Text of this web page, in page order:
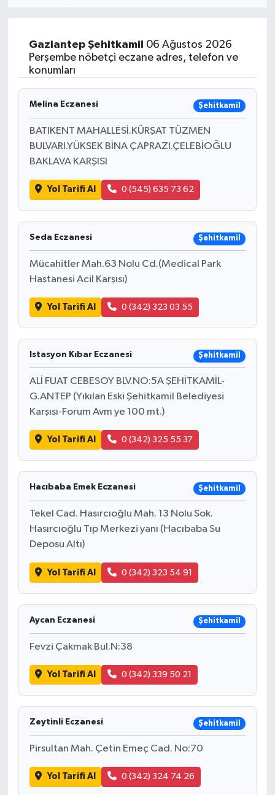
Gaziantep Şehitkamil
06 Ağustos 2026
Perşembe nöbetçi eczane adres, telefon ve
konumları
Melina Eczanesi Şehitkamil
BATIKENT MAHALLESİ.KÜRŞAT TÜZMEN
BULVARI.YÜKSEK BİNA ÇAPRAZI.ÇELEBİOĞLU
BAKLAVA KARŞISI
Yol Tarifi Al 0 (545) 635 73 62
Seda Eczanesi Şehitkamil
Mücahitler Mah.63 Nolu Cd.(Medical Park
Hastanesi Acil Karşısı)
Yol Tarifi Al 0 (342) 323 03 55
Istasyon Kıbar Eczanesi Şehitkamil
ALİ FUAT CEBESOY BLV.NO:5A ŞEHİTKAMİL-
G.ANTEP (Yıkılan Eski Şehitkamil Belediyesi
Karşısı-Forum Avm ye 100 mt.)
Yol Tarifi Al 0 (342) 325 55 37
Hacıbaba Emek Eczanesi Şehitkamil
Tekel Cad. Hasırcıoğlu Mah. 13 Nolu Sok.
Hasırcıoğlu Tıp Merkezi yanı (Hacıbaba Su
Deposu Altı)
Yol Tarifi Al 0 (342) 323 54 91
Aycan Eczanesi Şehitkamil
Fevzi Çakmak Bul.N:38
Yol Tarifi Al 0 (342) 339 50 21
Zeytinli Eczanesi Şehitkamil
Pirsultan Mah. Çetin Emeç Cad. No:70
Yol Tarifi Al 0 (342) 324 74 26
Sağlık
Magazin
Gündem
Kültür & Sanat
Teknoloji
Bilim
Bilim, Teknoloji